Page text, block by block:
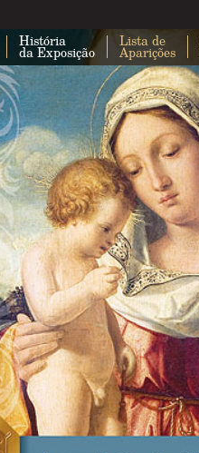
História
da Exposição
Lista de
Aparições